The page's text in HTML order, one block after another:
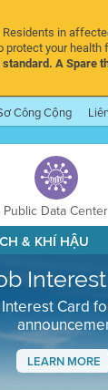
in
your health
A Spare
Công Cộng
Public Data Center
& KHÍ HẬU
Card
LEARN MORE